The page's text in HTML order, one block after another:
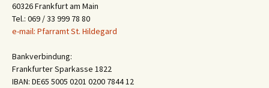
60326 Frankfurt am Main
Tel.: 069 / 33 999 78 80
e-mail: Pfarramt St. Hildegard
Bankverbindung:
Frankfurter Sparkasse 1822
IBAN: DE65 5005 0201 0200 7844 12